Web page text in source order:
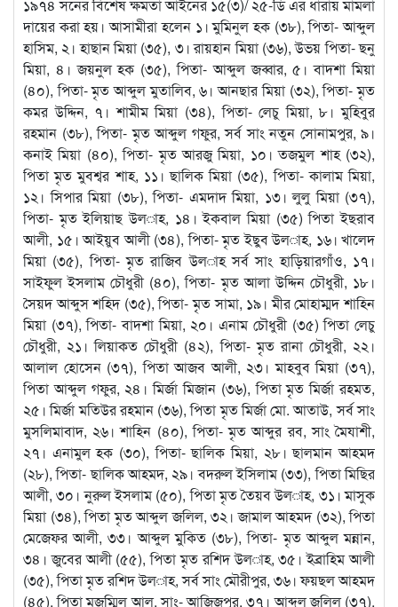
১৯৭৪ সনের বিশেষ ক্ষমতা আইনের ১৫(৩)/ ২৫-ডি এর ধারায় মামলা
দায়ের করা হয়। আসামীরা হলেন ১। মুমিনুল হক (৩৮), পিতা- আব্দুল
হাসিম, ২। হাছান মিয়া (৩৫), ৩। রায়হান মিয়া (৩৬), উভয় পিতা- ছনু
মিয়া, ৪। জয়নুল হক (৩৫), পিতা- আব্দুল জব্বার, ৫। বাদশা মিয়া
(৪০), পিতা- মৃত আব্দুল মুতালিব, ৬। আনছার মিয়া (৩২), পিতা- মৃত
কমর উদ্দিন, ৭। শামীম মিয়া (৩৪), পিতা- লেচু মিয়া, ৮। মুহিবুর
রহমান (৩৮), পিতা- মৃত আব্দুল গফুর, সর্ব সাং নতুন সোনামপুর, ৯।
কনাই মিয়া (৪০), পিতা- মৃত আরজু মিয়া, ১০। তজমুল শাহ (৩২),
পিতা মৃত মুবশ্বর শাহ, ১১। ছালিক মিয়া (৩৫), পিতা- কালাম মিয়া,
১২। সিপার মিয়া (৩৮), পিতা- এমদাদ মিয়া, ১৩। লুলু মিয়া (৩৭),
পিতা- মৃত ইলিয়াছ উল­াহ, ১৪। ইকবাল মিয়া (৩৫) পিতা ইছরাব
আলী, ১৫। আইয়ুব আলী (৩৪), পিতা- মৃত ইছুব উল­াহ, ১৬। খালেদ
মিয়া (৩৫), পিতা- মৃত রাজিব উল­াহ সর্ব সাং হাড়িয়ারগাঁও, ১৭।
সাইফুল ইসলাম চৌধুরী (৪০), পিতা- মৃত আলা উদ্দিন চৌধুরী, ১৮।
সৈয়দ আব্দুস শহিদ (৩৫), পিতা- মৃত সামা, ১৯। মীর মোহাম্মদ শাহিন
মিয়া (৩৭), পিতা- বাদশা মিয়া, ২০। এনাম চৌধুরী (৩৫) পিতা লেচু
চৌধুরী, ২১। লিয়াকত চৌধুরী (৪২), পিতা- মৃত রানা চৌধুরী, ২২।
আলাল হোসেন (৩৭), পিতা আজব আলী, ২৩। মাহবুব মিয়া (৩৭),
পিতা আব্দুল গফুর, ২৪। মির্জা মিজান (৩৬), পিতা মৃত মির্জা রহমত,
২৫। মির্জা মতিউর রহমান (৩৬), পিতা মৃত মির্জা মো. আতাউ, সর্ব সাং
মুসলিমাবাদ, ২৬। শাহিন (৪০), পিতা- মৃত আব্দুর রব, সাং মৈযাশী,
২৭। এনামুল হক (৩০), পিতা- ছালিক মিয়া, ২৮। ছালমান আহমদ
(২৮), পিতা- ছালিক আহমদ, ২৯। বদরুল ইসিলাম (৩৩), পিতা মিছির
আলী, ৩০। নুরুল ইসলাম (৫০), পিতা মৃত তৈয়ব উল­াহ, ৩১। মাসুক
মিয়া (৩৪), পিতা মৃত আব্দুল জলিল, ৩২। জামাল আহমদ (৩২), পিতা
মেজেফর আলী, ৩৩। আব্দুল মুকিত (৩৮), পিতা- মৃত আব্দুল মন্নান,
৩৪। জুবের আলী (৫৫), পিতা মৃত রশিদ উল­াহ, ৩৫। ইব্রাহিম আলী
(৩৫), পিতা মৃত রশিদ উল­াহ, সর্ব সাং মৌরীপুর, ৩৬। ফয়ছল আহমদ
(৪৫), পিতা মজম্মিল আল, সাং- আজিজপুর, ৩৭। আব্দুল জলিল (৩৭),